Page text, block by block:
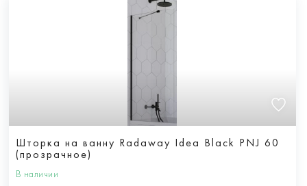
Шторка на ванну Radaway Idea Black PNJ 60
(прозрачное)
В наличии